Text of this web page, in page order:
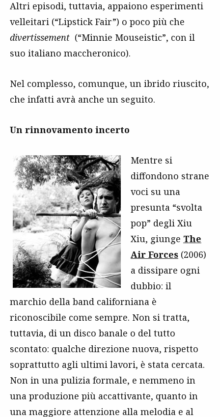
Altri episodi, tuttavia, appaiono esperimenti
velleitari (“Lipstick Fair”) o poco più che
divertissement (“Minnie Mouseistic”, con il
suo italiano maccheronico).
Nel complesso, comunque, un ibrido riuscito,
che infatti avrà anche un seguito.
Un rinnovamento incerto
Mentre si
diffondono strane
voci su una
presunta “svolta
pop” degli Xiu
Xiu, giunge The
Air Forces (2006)
a dissipare ogni
dubbio: il
marchio della band californiana è
riconoscibile come sempre. Non si tratta,
tuttavia, di un disco banale o del tutto
scontato: qualche direzione nuova, rispetto
soprattutto agli ultimi lavori, è stata cercata.
Non in una pulizia formale, e nemmeno in
una produzione più accattivante, quanto in
una maggiore attenzione alla melodia e al